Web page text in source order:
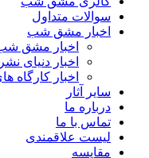
سوالات متداول
اخبار مشق شب
اخبار مشق
اخبار دنیای نشر
اخبار کارگاه
سایر آثار
درباره ما
تماس با ما
لیست علاقمندی
مقایسه